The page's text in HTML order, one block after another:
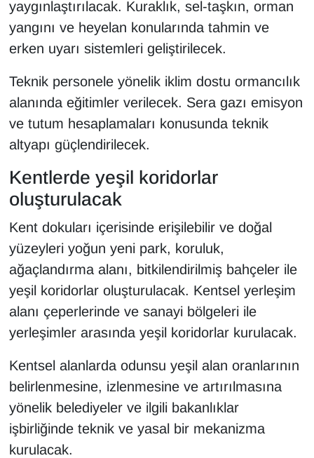
yaygınlaştırılacak. Kuraklık, sel-taşkın, orman
yangını ve heyelan konularında tahmin ve
erken uyarı sistemleri geliştirilecek.
Teknik personele yönelik iklim dostu ormancılık
alanında eğitimler verilecek. Sera gazı emisyon
ve tutum hesaplamaları konusunda teknik
altyapı güçlendirilecek.
Kentlerde yeşil koridorlar
oluşturulacak
Kent dokuları içerisinde erişilebilir ve doğal
yüzeyleri yoğun yeni park, koruluk,
ağaçlandırma alanı, bitkilendirilmiş bahçeler ile
yeşil koridorlar oluşturulacak. Kentsel yerleşim
alanı çeperlerinde ve sanayi bölgeleri ile
yerleşimler arasında yeşil koridorlar kurulacak.
Kentsel alanlarda odunsu yeşil alan oranlarının
belirlenmesine, izlenmesine ve artırılmasına
yönelik belediyeler ve ilgili bakanlıklar
işbirliğinde teknik ve yasal bir mekanizma
kurulacak.